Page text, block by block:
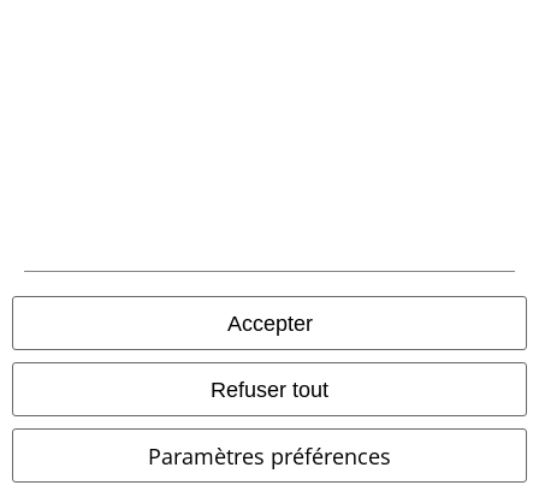
Accepter
Refuser tout
Paramètres préférences
Tous nos prix sont T.T.C. Cependant, ils ne comprennent pasles frais
© 1986-2026 Large Popmerchandising BV
Boutiques en ligne EMP